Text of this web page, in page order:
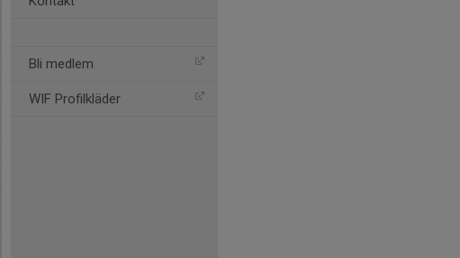
Bli medlem
WIF Profilkläder